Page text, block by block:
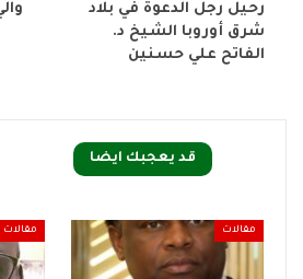
رحيل رجل الدعوة في بلاد
شرق أوروبا الشيخ د.
الفاتح علي حسنين
قد يعجبك ايضا
مقالات مقالات